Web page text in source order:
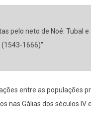
pelo neto de Noé: Tubal
(1543-1666)"
entre as populações
nas Gálias dos séculos IV